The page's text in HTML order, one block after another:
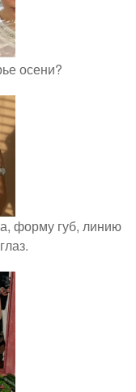
осени?
форму губ, линию